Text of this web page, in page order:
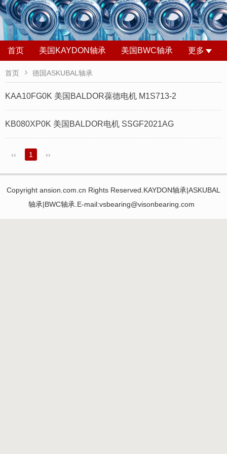
首页 美国KAYDON轴承 美国BWC轴承 更多
首页  德国ASKUBAL轴承
KAA10FG0K 美国BALDOR葆德电机 M1S713-2
KB080XP0K 美国BALDOR电机 SSGF2021AG
‹‹ 1 ››
Copyright ansion.com.cn Rights Reserved.KAYDON轴承|ASKUBAL
轴承|BWC轴承.E-mail:vsbearing@visonbearing.com